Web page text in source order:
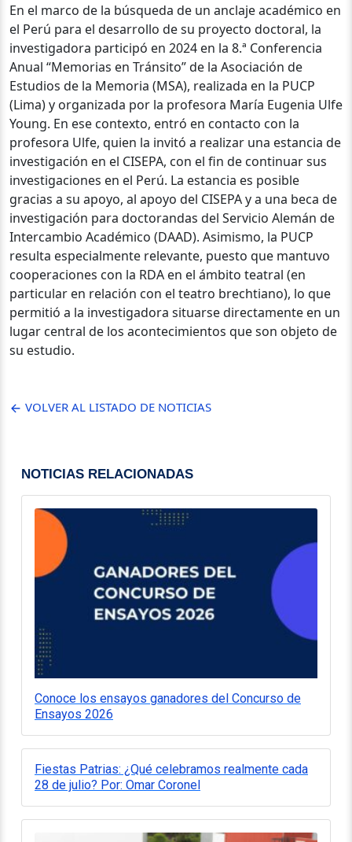
En el marco de la búsqueda de un anclaje académico en
el Perú para el desarrollo de su proyecto doctoral, la
investigadora participó en 2024 en la 8.ª Conferencia
Anual “Memorias en Tránsito” de la Asociación de
Estudios de la Memoria (MSA), realizada en la PUCP
(Lima) y organizada por la profesora María Eugenia Ulfe
Young. En ese contexto, entró en contacto con la
profesora Ulfe, quien la invitó a realizar una estancia de
investigación en el CISEPA, con el fin de continuar sus
investigaciones en el Perú. La estancia es posible
gracias a su apoyo, al apoyo del CISEPA y a una beca de
investigación para doctorandas del Servicio Alemán de
Intercambio Académico (DAAD). Asimismo, la PUCP
resulta especialmente relevante, puesto que mantuvo
cooperaciones con la RDA en el ámbito teatral (en
particular en relación con el teatro brechtiano), lo que
permitió a la investigadora situarse directamente en un
lugar central de los acontecimientos que son objeto de
su estudio.
VOLVER AL LISTADO DE NOTICIAS
NOTICIAS RELACIONADAS
Conoce los ensayos ganadores del Concurso de
Ensayos 2026
Fiestas Patrias: ¿Qué celebramos realmente cada
28 de julio? Por: Omar Coronel